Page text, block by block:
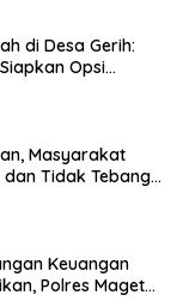
di Desa Gerih:
Opsi
Masyarakat
Tidak Tebang
Keuangan
Polres Magetan